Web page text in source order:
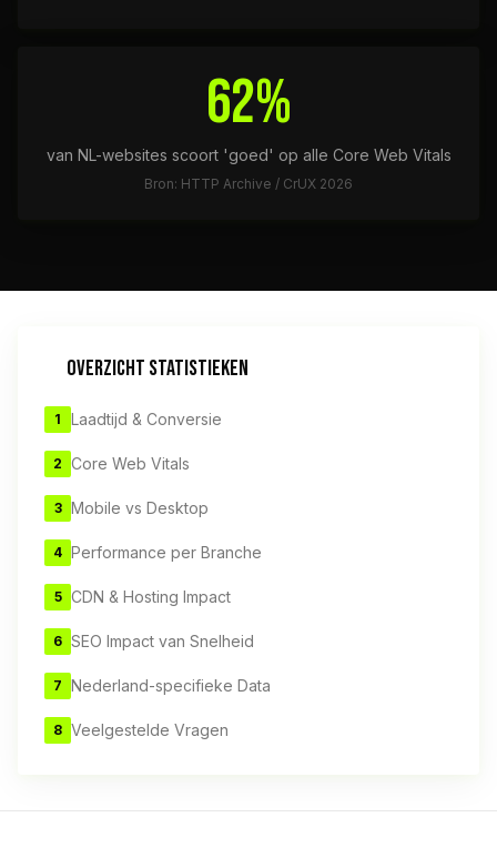
62%
van NL-websites scoort 'goed' op alle Core Web Vitals
Bron: HTTP Archive / CrUX 2026
OVERZICHT STATISTIEKEN
1 Laadtijd & Conversie
2 Core Web Vitals
3 Mobile vs Desktop
4 Performance per Branche
5 CDN & Hosting Impact
6 SEO Impact van Snelheid
7 Nederland-specifieke Data
8 Veelgestelde Vragen